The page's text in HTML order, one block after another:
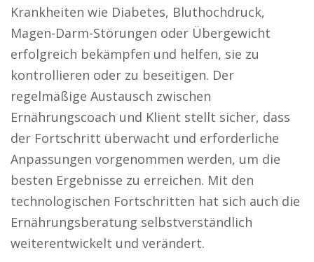
Krankheiten wie Diabetes, Bluthochdruck,
Magen-Darm-Störungen oder Übergewicht
erfolgreich bekämpfen und helfen, sie zu
kontrollieren oder zu beseitigen. Der
regelmäßige Austausch zwischen
Ernährungscoach und Klient stellt sicher, dass
der Fortschritt überwacht und erforderliche
Anpassungen vorgenommen werden, um die
besten Ergebnisse zu erreichen. Mit den
technologischen Fortschritten hat sich auch die
Ernährungsberatung selbstverständlich
weiterentwickelt und verändert.